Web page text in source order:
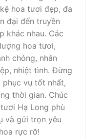
hoa tươi đẹp, đa
đại đến truyền
khác nhau. Các
hoa tươi,
chóng, nhân
nhiệt tình. Đừng
vụ tốt nhất,
thời gian. Chúc
Hạ Long phù
và gửi trọn yêu
rực rỡ!